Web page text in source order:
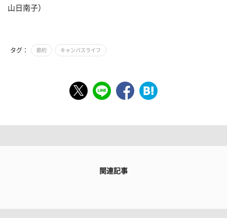
山日南子）
タグ： 節約 キャンパスライフ
関連記事